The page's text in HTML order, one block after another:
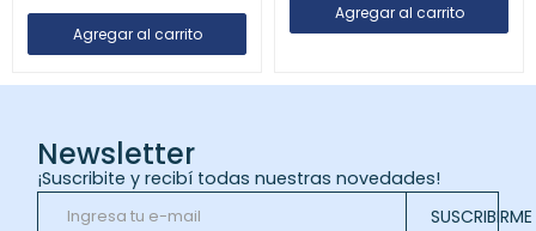
Newsletter
¡Suscribite y recibí todas nuestras novedades!
SUSCRIBIRME